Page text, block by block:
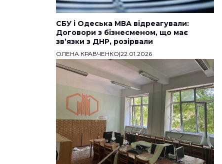
СБУ і Одеська МВА відреагували:
Договори з бізнесменом, що має
звʼязки з ДНР, розірвали
ОЛЕНА КРАВЧЕНКО|22.01.2026